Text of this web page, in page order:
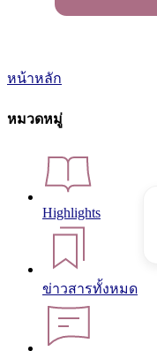
หน้าหลัก
หมวดหมู่
Highlights
ข่าวสารทั้งหมด